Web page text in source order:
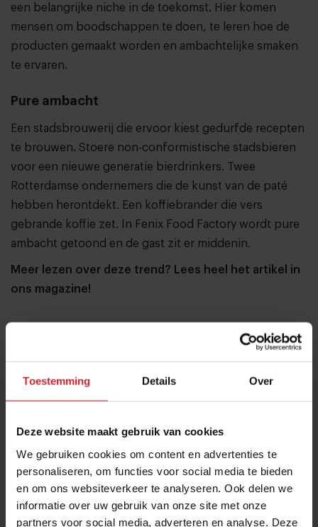
Toestemming Details Over
Deze website maakt gebruik van cookies
We gebruiken cookies om content en advertenties te
personaliseren, om functies voor social media te bieden
en om ons websiteverkeer te analyseren. Ook delen we
informatie over uw gebruik van onze site met onze
partners voor social media, adverteren en analyse. Deze
een belangrijke niche in de toekomst. Hier komen
mensen om boodschappen te doen, te leren hoe de
producten gemaakt worden en ambachtelijke smaken
te ervaren.
Pure ambacht
Een stadsbrouwerij die ervoor kiest gedurfde recepten
te brouwen. Stoere non-conformistische stadsbieren
voor een nieuwe generatie bierdrinkers. Twee
Rotterdamse ondernemers die de kunst van de paté
hebben herontdekt. Een koffiebrander die vers
gebrande koffie zet. In Fenix Food Factory wordt pure
ambacht getoond en de gast zit er middenin.
Meer lezen over deze trend? Lees heel het artikel in
ons magazine!
Meld je aan voor de nieuwsbrief
ontvangen met de laatste trends, culinaire inspiratie en
interviews van Food Inspiration per e-mail.Klik hier
voor meer informatie.